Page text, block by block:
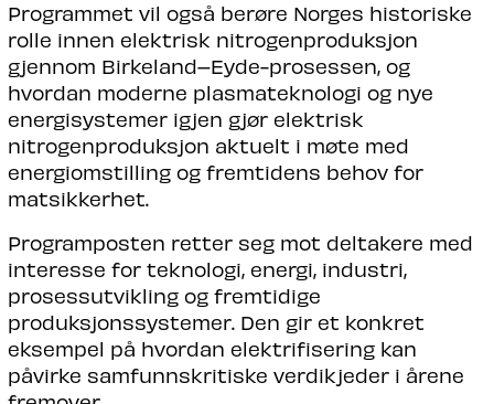
Programmet vil også berøre Norges historiske
rolle innen elektrisk nitrogenproduksjon
gjennom Birkeland–Eyde-prosessen, og
hvordan moderne plasmateknologi og nye
energisystemer igjen gjør elektrisk
nitrogenproduksjon aktuelt i møte med
energiomstilling og fremtidens behov for
matsikkerhet.
Programposten retter seg mot deltakere med
interesse for teknologi, energi, industri,
prosessutvikling og fremtidige
produksjonssystemer. Den gir et konkret
eksempel på hvordan elektrifisering kan
påvirke samfunnskritiske verdikjeder i årene